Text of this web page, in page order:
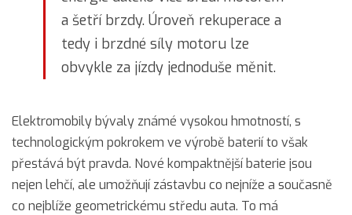
a šetří brzdy. Úroveň rekuperace a
tedy i brzdné síly motoru lze
obvykle za jízdy jednoduše měnit.
Elektromobily bývaly známé vysokou hmotností, s
technologickým pokrokem ve výrobě baterií to však
přestává být pravda. Nové kompaktnější baterie jsou
nejen lehčí, ale umožňují zástavbu co nejníže a současně
co nejblíže geometrickému středu auta. To má